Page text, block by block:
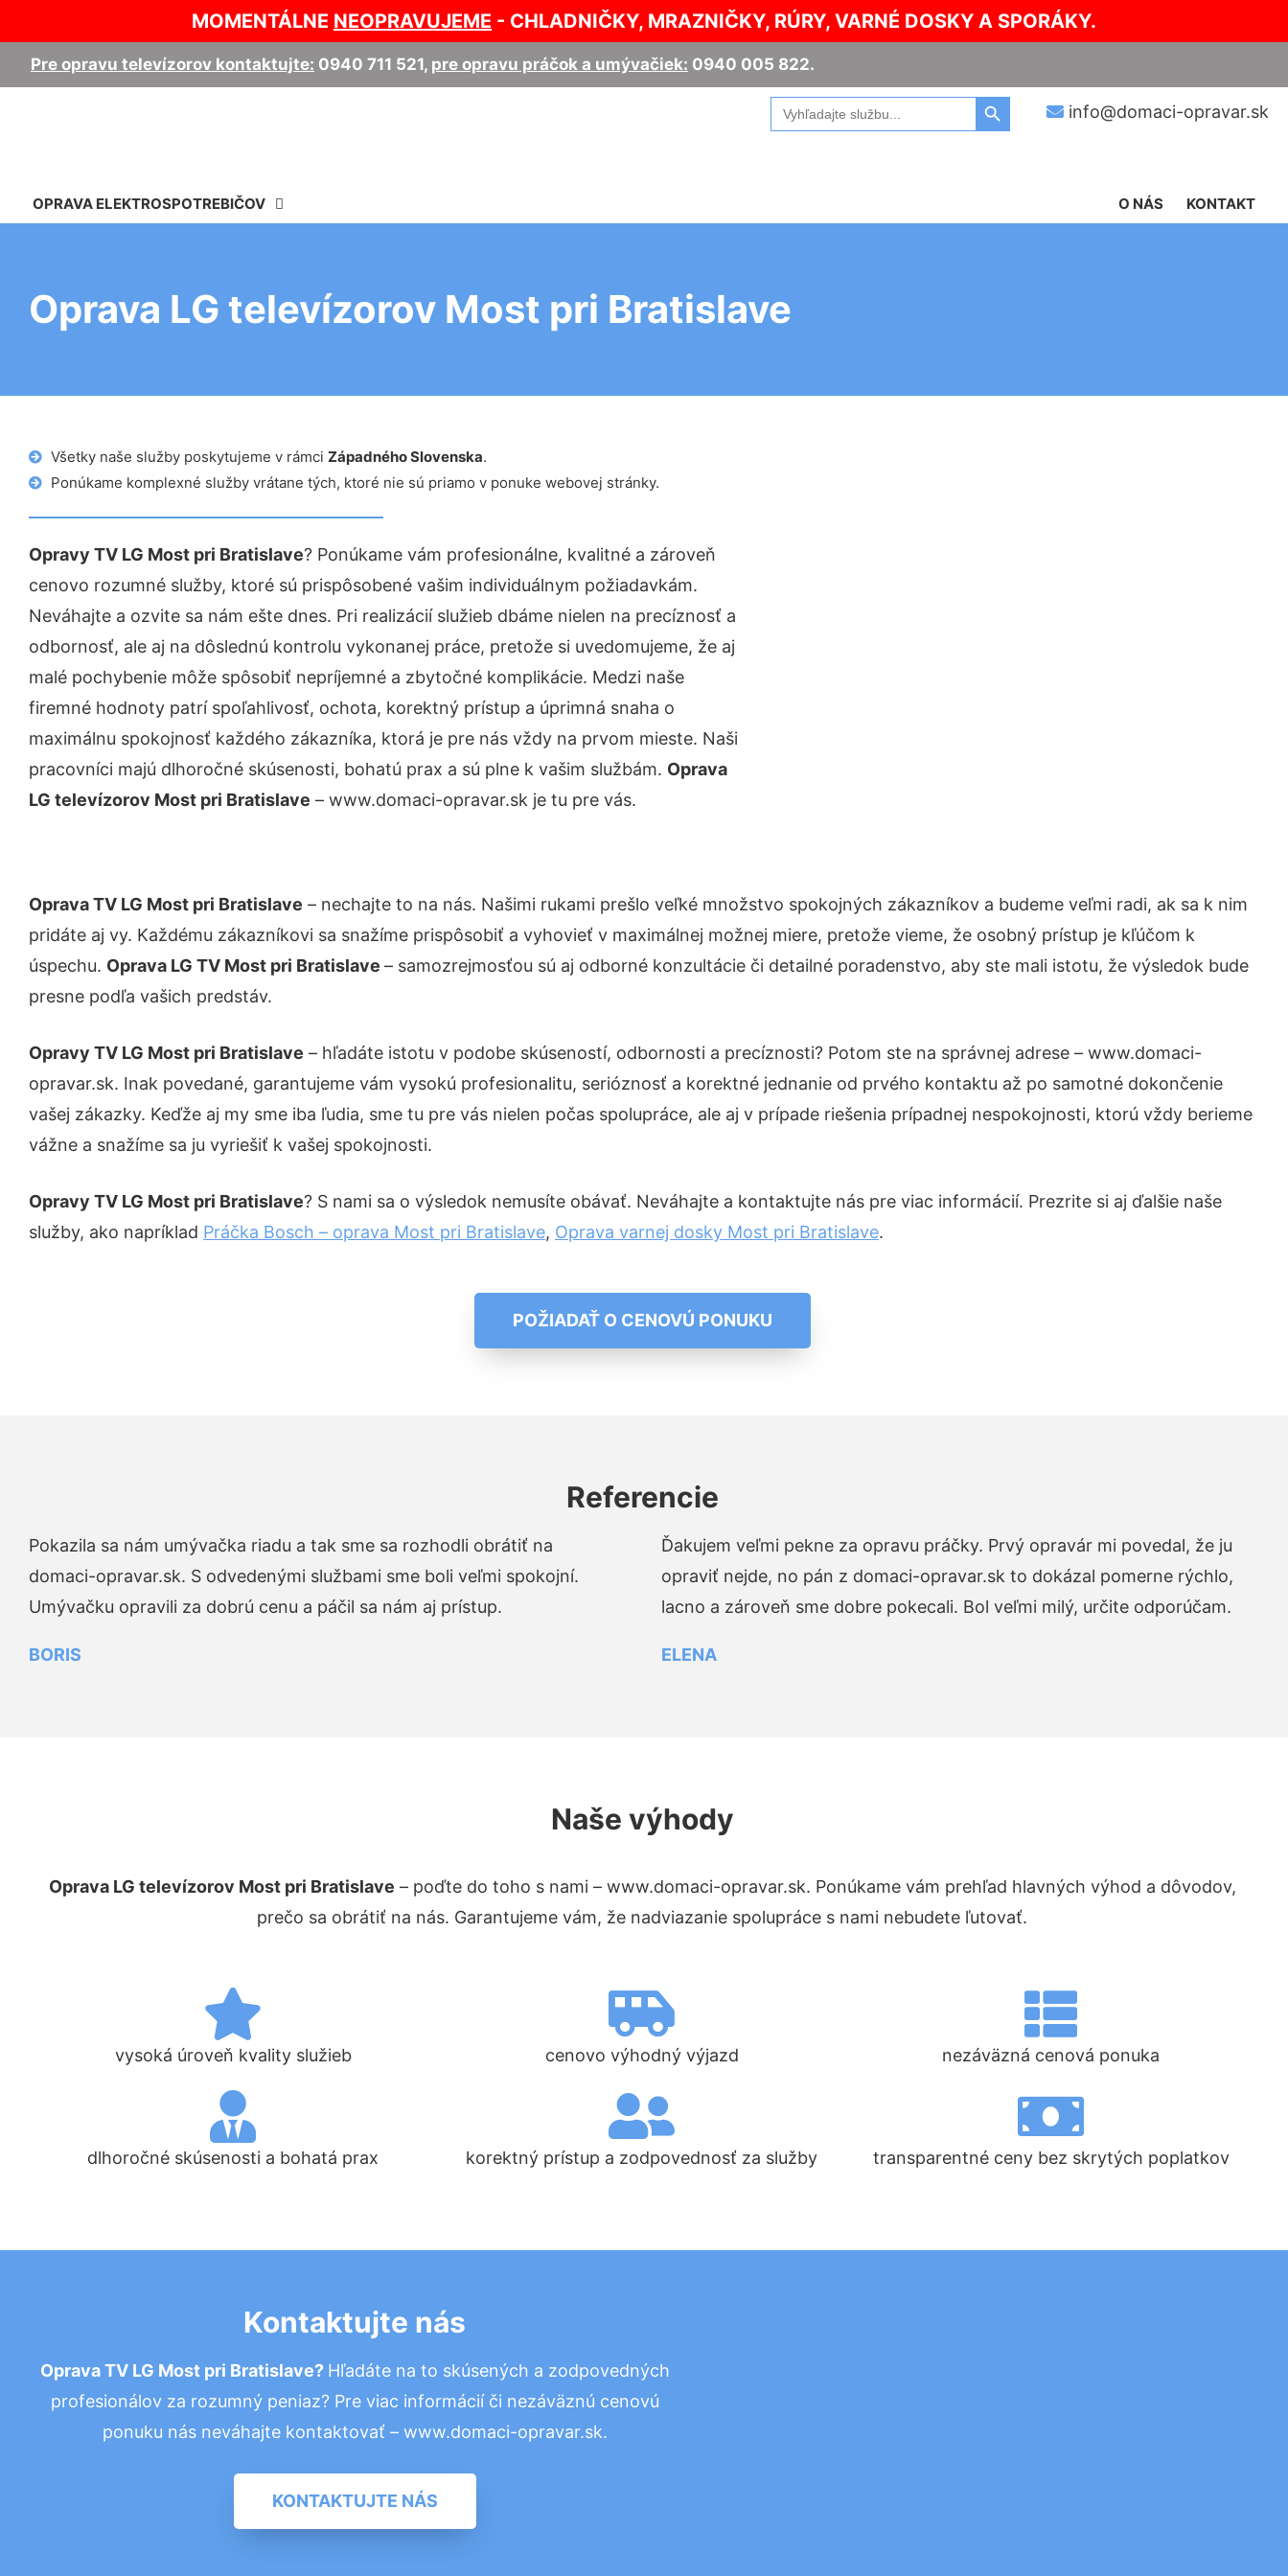
MOMENTÁLNE NEOPRAVUJEME - CHLADNIČKY, MRAZNIČKY, RÚRY, VARNÉ DOSKY A SPORÁKY.
Pre opravu televízorov kontaktujte: 0940 711 521, pre opravu práčok a umývačiek: 0940 005 822.
info@domaci-opravar.sk
Search
for:
Search Button
OPRAVA ELEKTROSPOTREBIČOV KONTAKT
O NÁS
Oprava LG televízorov Most pri Bratislave
Všetky naše služby poskytujeme v rámci Západného Slovenska.
Ponúkame komplexné služby vrátane tých, ktoré nie sú priamo v ponuke webovej stránky.
Opravy TV LG Most pri Bratislave? Ponúkame vám profesionálne, kvalitné a zároveň
cenovo rozumné služby, ktoré sú prispôsobené vašim individuálnym požiadavkám.
Neváhajte a ozvite sa nám ešte dnes. Pri realizácií služieb dbáme nielen na precíznosť a
odbornosť, ale aj na dôslednú kontrolu vykonanej práce, pretože si uvedomujeme, že aj
malé pochybenie môže spôsobiť nepríjemné a zbytočné komplikácie. Medzi naše
firemné hodnoty patrí spoľahlivosť, ochota, korektný prístup a úprimná snaha o
maximálnu spokojnosť každého zákazníka, ktorá je pre nás vždy na prvom mieste. Naši
pracovníci majú dlhoročné skúsenosti, bohatú prax a sú plne k vašim službám. Oprava
LG televízorov Most pri Bratislave – www.domaci-opravar.sk je tu pre vás.
Oprava TV LG Most pri Bratislave – nechajte to na nás. Našimi rukami prešlo veľké množstvo spokojných zákazníkov a budeme veľmi radi, ak sa k nim
pridáte aj vy. Každému zákazníkovi sa snažíme prispôsobiť a vyhovieť v maximálnej možnej miere, pretože vieme, že osobný prístup je kľúčom k
úspechu. Oprava LG TV Most pri Bratislave – samozrejmosťou sú aj odborné konzultácie či detailné poradenstvo, aby ste mali istotu, že výsledok bude
presne podľa vašich predstáv.
Opravy TV LG Most pri Bratislave – hľadáte istotu v podobe skúseností, odbornosti a precíznosti? Potom ste na správnej adrese – www.domaci-
opravar.sk. Inak povedané, garantujeme vám vysokú profesionalitu, serióznosť a korektné jednanie od prvého kontaktu až po samotné dokončenie
vašej zákazky. Keďže aj my sme iba ľudia, sme tu pre vás nielen počas spolupráce, ale aj v prípade riešenia prípadnej nespokojnosti, ktorú vždy berieme
vážne a snažíme sa ju vyriešiť k vašej spokojnosti.
Opravy TV LG Most pri Bratislave? S nami sa o výsledok nemusíte obávať. Neváhajte a kontaktujte nás pre viac informácií. Prezrite si aj ďalšie naše
služby, ako napríklad Práčka Bosch – oprava Most pri Bratislave, Oprava varnej dosky Most pri Bratislave.
POŽIADAŤ O CENOVÚ PONUKU
Referencie
Pokazila sa nám umývačka riadu a tak sme sa rozhodli obrátiť na
domaci-opravar.sk. S odvedenými službami sme boli veľmi spokojní.
Umývačku opravili za dobrú cenu a páčil sa nám aj prístup.
BORIS
Ďakujem veľmi pekne za opravu práčky. Prvý opravár mi povedal, že ju
opraviť nejde, no pán z domaci-opravar.sk to dokázal pomerne rýchlo,
lacno a zároveň sme dobre pokecali. Bol veľmi milý, určite odporúčam.
ELENA
Naše výhody
Oprava LG televízorov Most pri Bratislave – poďte do toho s nami – www.domaci-opravar.sk. Ponúkame vám prehľad hlavných výhod a dôvodov,
prečo sa obrátiť na nás. Garantujeme vám, že nadviazanie spolupráce s nami nebudete ľutovať.
vysoká úroveň kvality služieb cenovo výhodný výjazd nezáväzná cenová ponuka
dlhoročné skúsenosti a bohatá prax korektný prístup a zodpovednosť za služby transparentné ceny bez skrytých poplatkov
Kontaktujte nás
Oprava TV LG Most pri Bratislave? Hľadáte na to skúsených a zodpovedných
profesionálov za rozumný peniaz? Pre viac informácií či nezáväznú cenovú
ponuku nás neváhajte kontaktovať – www.domaci-opravar.sk.
KONTAKTUJTE NÁS